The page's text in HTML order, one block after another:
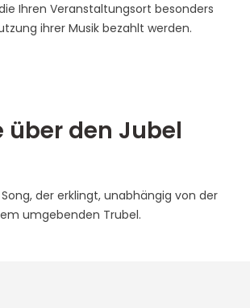
Ihren Veranstaltungsort besonders
ihrer Musik bezahlt werden.
über den Jubel
der erklingt, unabhängig von der
umgebenden Trubel.